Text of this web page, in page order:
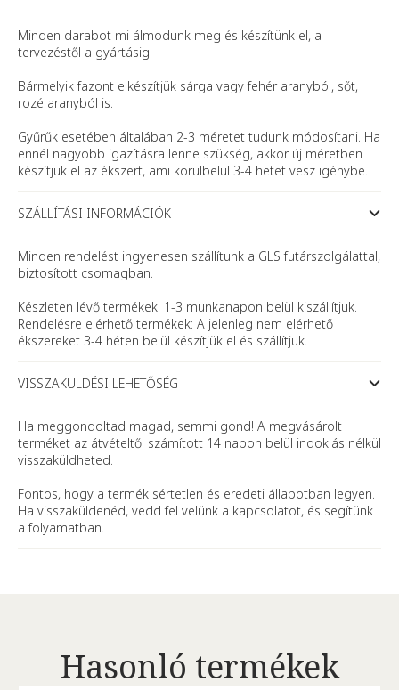
Minden darabot mi álmodunk meg és készítünk el, a
tervezéstől a gyártásig.
Bármelyik fazont elkészítjük sárga vagy fehér aranyból, sőt,
rozé aranyból is.
Gyűrűk esetében általában 2-3 méretet tudunk módosítani. Ha
ennél nagyobb igazításra lenne szükség, akkor új méretben
készítjük el az ékszert, ami körülbelül 3-4 hetet vesz igénybe.
SZÁLLÍTÁSI INFORMÁCIÓK
Minden rendelést ingyenesen szállítunk a GLS futárszolgálattal,
biztosított csomagban.
Készleten lévő termékek: 1-3 munkanapon belül kiszállítjuk.
Rendelésre elérhető termékek: A jelenleg nem elérhető
ékszereket 3-4 héten belül készítjük el és szállítjuk.
VISSZAKÜLDÉSI LEHETŐSÉG
Ha meggondoltad magad, semmi gond! A megvásárolt
terméket az átvételtől számított 14 napon belül indoklás nélkül
visszaküldheted.
Fontos, hogy a termék sértetlen és eredeti állapotban legyen.
Ha visszaküldenéd, vedd fel velünk a kapcsolatot, és segítünk
a folyamatban.
Hasonló termékek